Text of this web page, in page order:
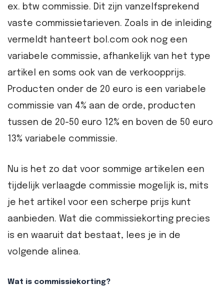
ex. btw commissie. Dit zijn vanzelfsprekend
vaste commissietarieven. Zoals in de inleiding
vermeldt hanteert bol.com ook nog een
variabele commissie, afhankelijk van het type
artikel en soms ook van de verkoopprijs.
Producten onder de 20 euro is een variabele
commissie van 4% aan de orde, producten
tussen de 20-50 euro 12% en boven de 50 euro
13% variabele commissie.
Nu is het zo dat voor sommige artikelen een
tijdelijk verlaagde commissie mogelijk is, mits
je het artikel voor een scherpe prijs kunt
aanbieden. Wat die commissiekorting precies
is en waaruit dat bestaat, lees je in de
volgende alinea.
Wat is commissiekorting?